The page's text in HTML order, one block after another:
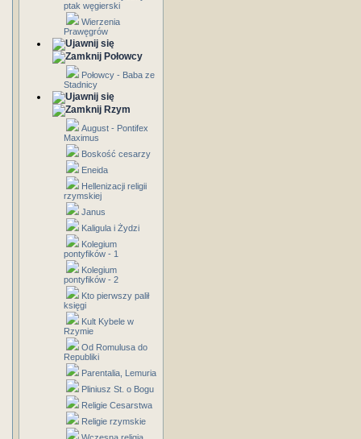
ptak węgierski
Wierzenia
Prawęgrów
Połowcy
Połowcy - Baba ze
Stadnicy
Rzym
August - Pontifex
Maximus
Boskość cesarzy
Eneida
Hellenizacji religii
rzymskiej
Janus
Kaligula i Żydzi
Kolegium
pontyfików - 1
Kolegium
pontyfików - 2
Kto pierwszy palił
księgi
Kult Kybele w
Rzymie
Od Romulusa do
Republiki
Parentalia, Lemuria
Pliniusz St. o Bogu
Religie Cesarstwa
Religie rzymskie